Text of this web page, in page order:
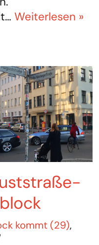
Weiterlesen »
kommt (29),